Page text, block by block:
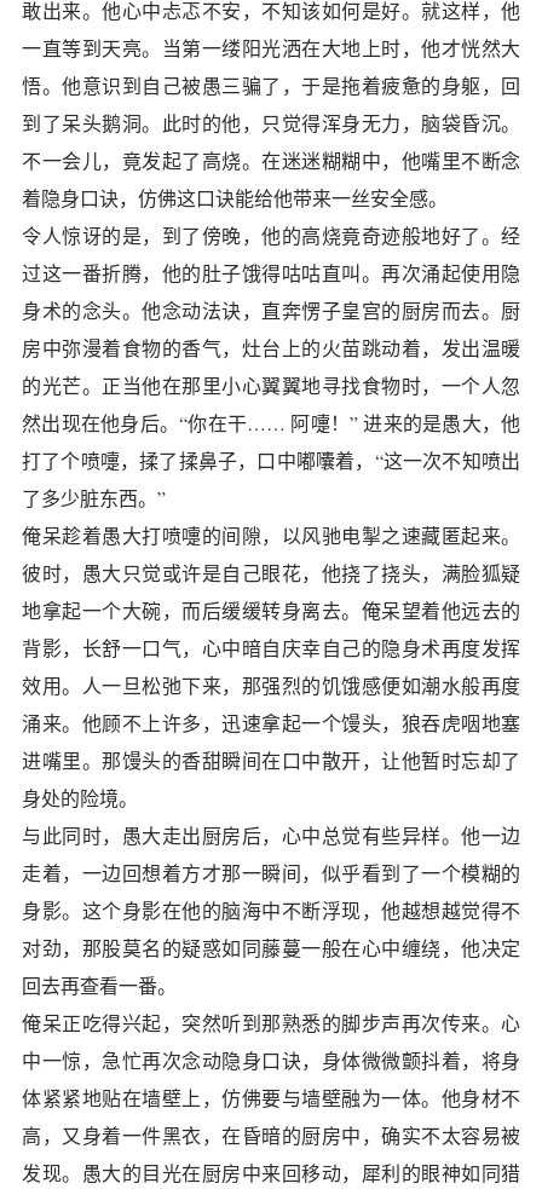
敢出来。他心中忐忑不安，不知该如何是好。就这样，他
一直等到天亮。当第一缕阳光洒在大地上时，他才恍然大
悟。他意识到自己被愚三骗了，于是拖着疲惫的身躯，回
到了呆头鹅洞。此时的他，只觉得浑身无力，脑袋昏沉。
不一会儿，竟发起了高烧。在迷迷糊糊中，他嘴里不断念
着隐身口诀，仿佛这口诀能给他带来一丝安全感。
令人惊讶的是，到了傍晚，他的高烧竟奇迹般地好了。经
过这一番折腾，他的肚子饿得咕咕直叫。再次涌起使用隐
身术的念头。他念动法诀，直奔愣子皇宫的厨房而去。厨
房中弥漫着食物的香气，灶台上的火苗跳动着，发出温暖
的光芒。正当他在那里小心翼翼地寻找食物时，一个人忽
然出现在他身后。“你在干…… 阿嚏！” 进来的是愚大，他
打了个喷嚏，揉了揉鼻子，口中嘟囔着，“这一次不知喷出
了多少脏东西。”
俺呆趁着愚大打喷嚏的间隙，以风驰电掣之速藏匿起来。
彼时，愚大只觉或许是自己眼花，他挠了挠头，满脸狐疑
地拿起一个大碗，而后缓缓转身离去。俺呆望着他远去的
背影，长舒一口气，心中暗自庆幸自己的隐身术再度发挥
效用。人一旦松弛下来，那强烈的饥饿感便如潮水般再度
涌来。他顾不上许多，迅速拿起一个馒头，狼吞虎咽地塞
进嘴里。那馒头的香甜瞬间在口中散开，让他暂时忘却了
身处的险境。
与此同时，愚大走出厨房后，心中总觉有些异样。他一边
走着，一边回想着方才那一瞬间，似乎看到了一个模糊的
身影。这个身影在他的脑海中不断浮现，他越想越觉得不
对劲，那股莫名的疑惑如同藤蔓一般在心中缠绕，他决定
回去再查看一番。
俺呆正吃得兴起，突然听到那熟悉的脚步声再次传来。心
中一惊，急忙再次念动隐身口诀，身体微微颤抖着，将身
体紧紧地贴在墙壁上，仿佛要与墙壁融为一体。他身材不
高，又身着一件黑衣，在昏暗的厨房中，确实不太容易被
发现。愚大的目光在厨房中来回移动，犀利的眼神如同猎